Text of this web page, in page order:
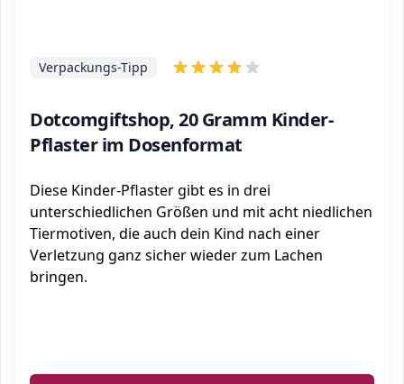
Dotcomgiftshop, 20 Gramm Kinder-
Pflaster im Dosenformat
Verpackungs-Tipp
Diese Kinder-Pflaster gibt es in drei
unterschiedlichen Größen und mit acht niedlichen
Tiermotiven, die auch dein Kind nach einer
Verletzung ganz sicher wieder zum Lachen
bringen.